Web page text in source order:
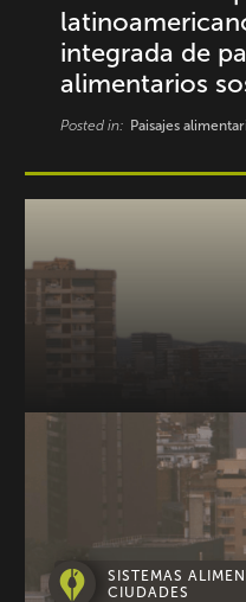
integrada de
alimentarios
Posted in: Paisajes
SISTEMAS
CIUDADES